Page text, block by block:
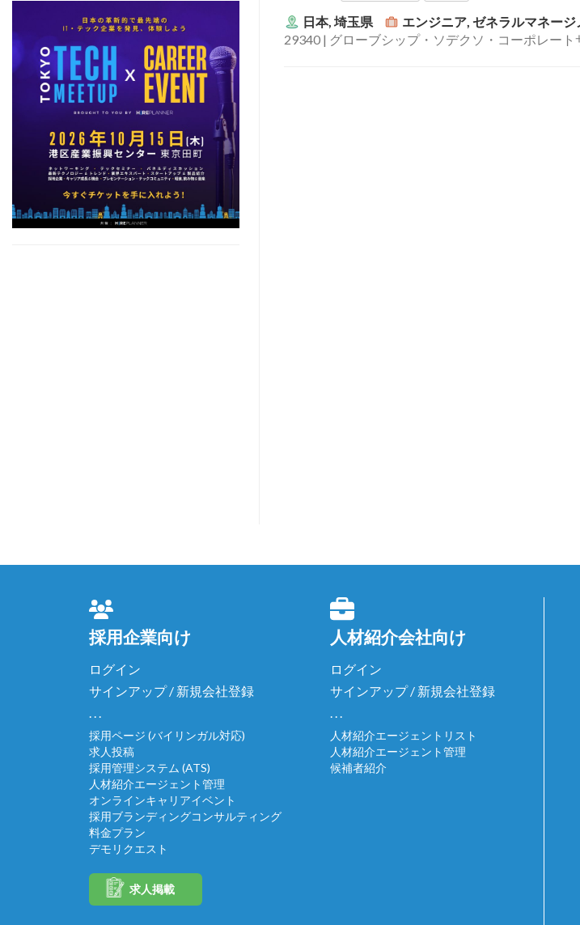
日本, 埼玉県 エンジニア, ゼネラルマネージ
29340 | グローブシップ・ソデクソ・コーポレー
採用企業向け
ログイン
サインアップ / 新規会社登録
. . .
採用ページ (バイリンガル対応)
求人投稿
採用管理システム (ATS)
人材紹介エージェント管理
オンラインキャリアイベント
採用ブランディングコンサルティング
料金プラン
デモリクエスト
求人掲載
人材紹介会社向け
ログイン
サインアップ / 新規会社登録
. . .
人材紹介エージェントリスト
人材紹介エージェント管理
候補者紹介